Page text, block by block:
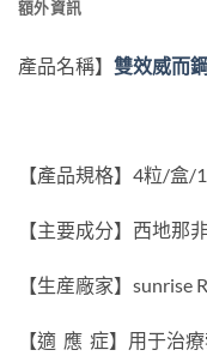
額外資訊
產品名稱】 雙效威而
【產品規格】4粒/盒/
【主要成分】西地那
【生産廠家】sunrise
【適 應 症】用于治